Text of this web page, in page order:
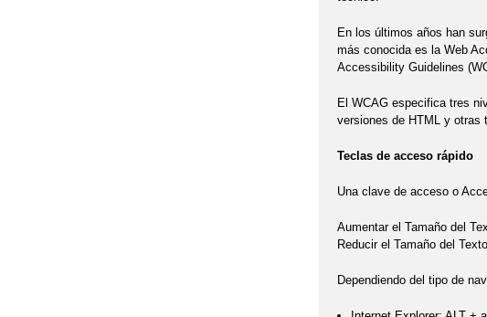
En los últimos años han
más conocida es la Web
Accessibility Guidelines
El WCAG especifica tres
versiones de HTML y otras
Teclas de acceso rápido
Una clave de acceso o
Aumentar el Tamaño del
Reducir el Tamaño del
Dependiendo del tipo de